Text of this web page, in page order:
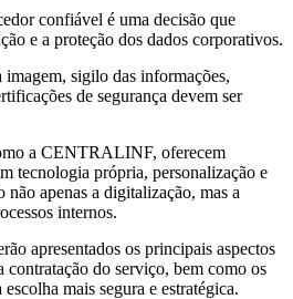
confiável é uma decisão que
e a proteção dos dados corporativos.
sigilo das informações,
de segurança devem ser
a CENTRALINF, oferecem
tecnologia própria, personalização e
apenas a digitalização, mas a
internos.
apresentados os principais aspectos
contratação do serviço, bem como os
mais segura e estratégica.